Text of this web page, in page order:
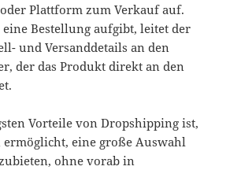
Plattform zum Verkauf auf.
Bestellung aufgibt, leitet der
und Versanddetails an den
der das Produkt direkt an den
Vorteile von Dropshipping ist,
ermöglicht, eine große Auswahl
ohne vorab in